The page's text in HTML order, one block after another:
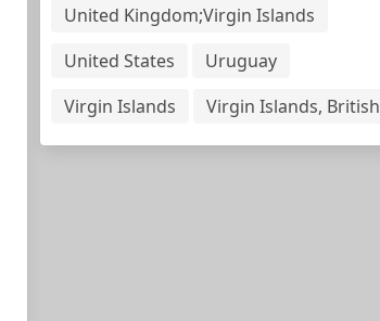
United Kingdom;Virgin Islands
United States
Uruguay
Virgin Islands
Virgin Islands, British